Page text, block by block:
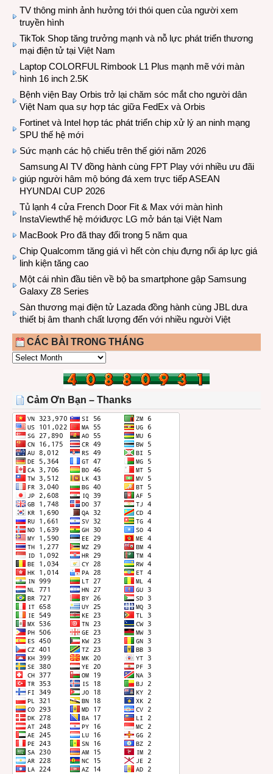
TV thông minh ảnh hưởng tới thói quen của người xem
truyền hình
TikTok Shop tăng trưởng mạnh và nỗ lực phát triển thương
mại điện tử tại Việt Nam
Laptop COLORFUL Rimbook L1 Plus mạnh mẽ với màn
hình 16 inch 2.5K
Bệnh viện Bay Orbis trở lại chăm sóc mắt cho người dân
Việt Nam qua sự hợp tác giữa FedEx và Orbis
Fortinet và Intel hợp tác phát triển chip xử lý an ninh mạng
SPU thế hệ mới
Sức mạnh các hộ chiếu trên thế giới năm 2026
Samsung AI TV đồng hành cùng FPT Play với nhiều ưu đãi
giúp người hâm mộ bóng đá xem trực tiếp ASEAN
HYUNDAI CUP 2026
Tủ lạnh 4 cửa French Door Fit & Max với màn hình
InstaViewthế hệ mớiđược LG mở bán tại Việt Nam
MacBook Pro đã thay đổi trong 5 năm qua
Chip Qualcomm tăng giá vì hết còn chịu đựng nổi áp lực giá
linh kiện tăng cao
Một cái nhìn đầu tiên về bộ ba smartphone gập Samsung
Galaxy Z8 Series
Sàn thương mại điện tử Lazada đồng hành cùng JBL dưa
thiết bị âm thanh chất lượng đến với nhiều người Việt
CÁC BÀI TRONG THÁNG
CÁC
THÁNG
Cảm Ơn Bạn – Thanks